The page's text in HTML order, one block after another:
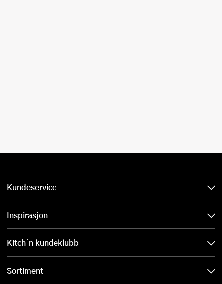
Kundeservice
Inspirasjon
Kitch´n kundeklubb
Sortiment